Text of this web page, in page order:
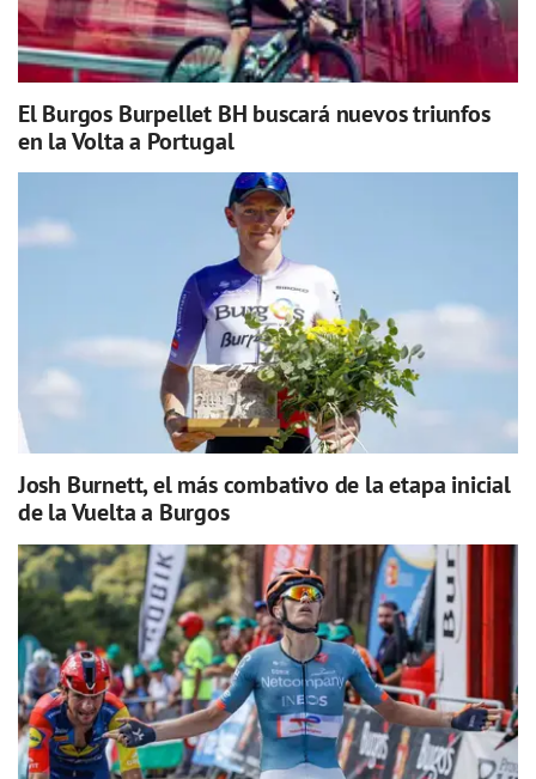
El Burgos Burpellet BH buscará nuevos triunfos
en la Volta a Portugal
Josh Burnett, el más combativo de la etapa inicial
de la Vuelta a Burgos